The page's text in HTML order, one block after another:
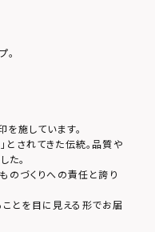
。
を施しています。
とされてきた伝統。品質や
た。
のづくりへの責任と誇り
とを目に見える形でお届